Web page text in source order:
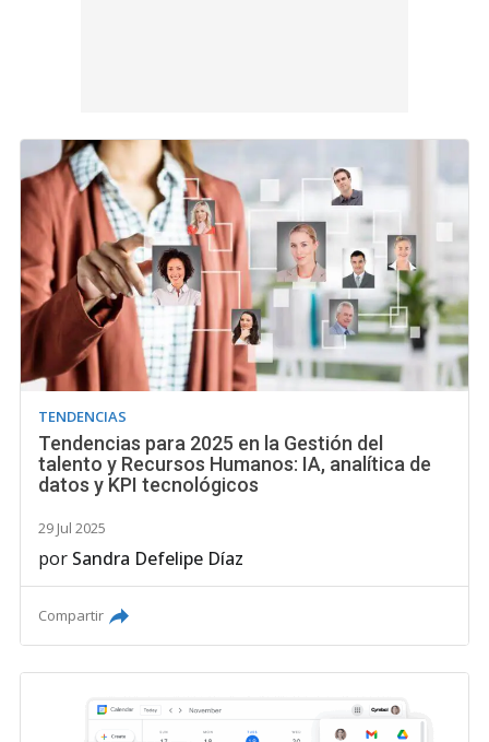
TENDENCIAS
Tendencias para 2025 en la Gestión del
talento y Recursos Humanos: IA, analítica de
datos y KPI tecnológicos
29 Jul 2025
por Sandra Defelipe Díaz
Compartir